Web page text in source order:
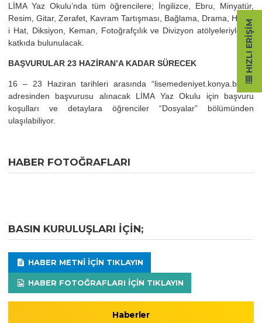
LİMA Yaz Okulu’nda tüm öğrencilere; İngilizce, Ebru, Minyatür,
Resim, Gitar, Zerafet, Kavram Tartışması, Bağlama, Drama, Hüsn-
i Hat, Diksiyon, Keman, Fotoğrafçılık ve Divizyon atölyeleriyle de
katkıda bulunulacak.
BAŞVURULAR 23 HAZİRAN’A KADAR SÜRECEK
16 – 23 Haziran tarihleri arasında “lisemedeniyet.konya.bel.tr”
adresinden başvurusu alınacak LİMA Yaz Okulu için başvuru
koşulları ve detaylara öğrenciler “Dosyalar” bölümünden
ulaşılabiliyor.
HABER FOTOĞRAFLARI
BASIN KURULUŞLARI IÇIN;
HABER METNI IÇIN TIKLAYIN
HABER FOTOĞRAFLARI IÇIN TIKLAYIN
Haberler
HIZLI ERIŞIM